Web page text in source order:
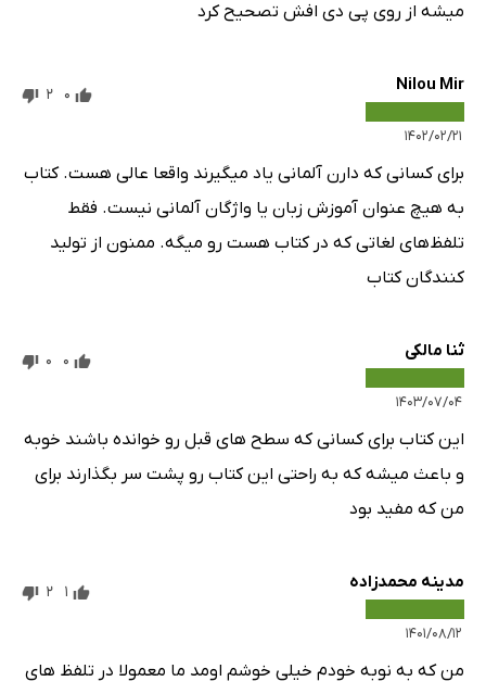
میشه از روی پی دی افش تصحیح کرد
Nilou Mir
۱۴۰۲/۰۲/۲۱
0
2
برای کسانی که دارن آلمانی یاد میگیرند واقعا عالی هست. کتاب
به هیچ عنوان آموزش زبان یا واژگان آلمانی نیست. فقط
تلفظ‌های لغاتی که در کتاب هست رو میگه. ممنون از تولید
کنندگان کتاب
ثنا مالکی
۱۴۰۳/۰۷/۰۴
0
0
این کتاب برای کسانی که سطح های قبل رو خوانده باشند خوبه
و باعث میشه که به راحتی این کتاب رو پشت سر بگذارند برای
من که مفید بود
مدینه محمدزاده
۱۴۰۱/۰۸/۱۲
1
2
من که به نوبه خودم خیلی خوشم اومد ما معمولا در تلفظ های